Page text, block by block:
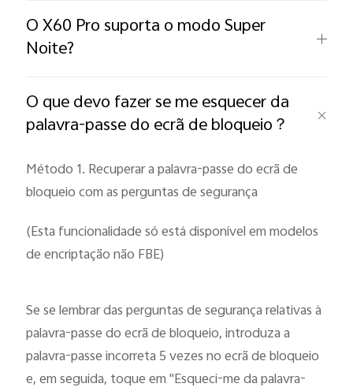
O X60 Pro suporta o modo Super
Noite?
O que devo fazer se me esquecer da
palavra-passe do ecrã de bloqueio？
Método 1. Recuperar a palavra-passe do ecrã de
bloqueio com as perguntas de segurança
(Esta funcionalidade só está disponível em modelos
de encriptação não FBE)
Se se lembrar das perguntas de segurança relativas à
palavra-passe do ecrã de bloqueio, introduza a
palavra-passe incorreta 5 vezes no ecrã de bloqueio
e, em seguida, toque em "Esqueci-me da palavra-